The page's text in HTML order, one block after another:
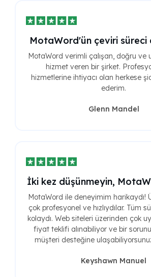
MotaWord'ün çeviri süreci
MotaWord verimli çalışan, doğru ve
hizmet veren bir şirket.
hizmetlerine ihtiyacı olan herkese
ederim.
Glenn Mandel
İki kez düşünmeyin,
MotaWord ile deneyimim harikaydı!
çok profesyonel ve hızlıydılar. Tüm
kolaydı. Web siteleri üzerinden çok
fiyat teklifi alınabiliyor ve bir
müşteri desteğine
Keyshawn Manuel